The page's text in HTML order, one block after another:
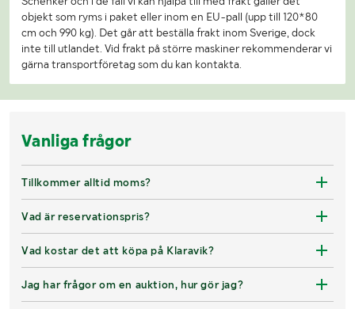
objekt som ryms i paket eller inom en EU-pall (upp till 120*80
cm och 990 kg). Det går att beställa frakt inom Sverige, dock
inte till utlandet. Vid frakt på större maskiner rekommenderar vi
gärna transportföretag som du kan kontakta.
Vanliga frågor
Tillkommer alltid moms?
Vad är reservationspris?
Vad kostar det att köpa på Klaravik?
Jag har frågor om en auktion, hur gör jag?